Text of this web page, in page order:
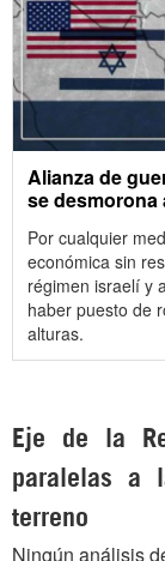
Alianza de
se desmorona
Por cualquier
económica sin
régimen israelí y
haber puesto de
alturas.
Eje de la
paralelas a
terreno
Ningún análisis